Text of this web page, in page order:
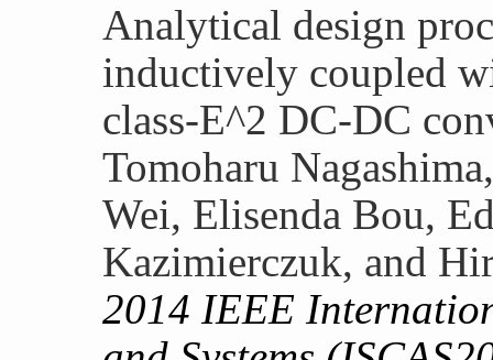
Analytical design
inductively coupled
class-E^2 DC-DC
Tomoharu
Wei, Elisenda Bou,
Kazimierczuk, and
2014 IEEE